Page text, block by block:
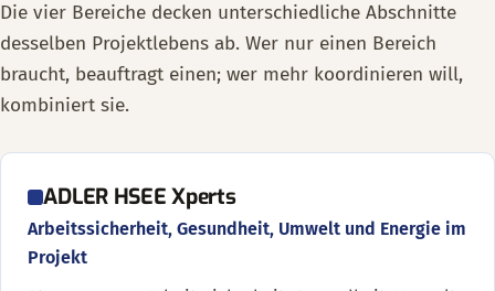
Die vier Bereiche decken unterschiedliche Abschnitte
desselben Projektlebens ab. Wer nur einen Bereich
braucht, beauftragt einen; wer mehr koordinieren will,
kombiniert sie.
ADLER HSEE Xperts
Arbeitssicherheit, Gesundheit, Umwelt und Energie im
Projekt